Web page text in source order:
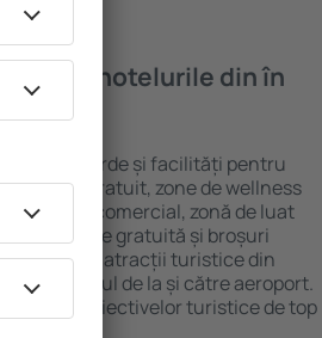
găsi ȋn hotelurile din în
standarde și facilități pentru
Wi-Fi gratuit, zone de wellness
centru comercial, zonă de luat
parcare gratuită și broșuri
atracții turistice din
și transferul de la și către aeroport.
vizitarea obiectivelor turistice de top